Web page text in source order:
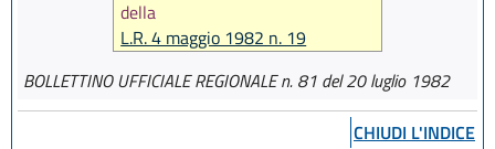
della
L.R. 4 maggio 1982 n. 19
BOLLETTINO UFFICIALE REGIONALE n. 81 del 20 luglio 1982
CHIUDI L'INDICE